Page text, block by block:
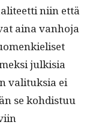
niin että
aina van­ho­ja
julk­isia
val­i­tuk­sia ei
se kohdis­tuu